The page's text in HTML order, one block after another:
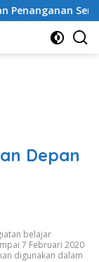
Polisi Bekuk
Depan
belajar
7 Februari 2020
digunakan dalam